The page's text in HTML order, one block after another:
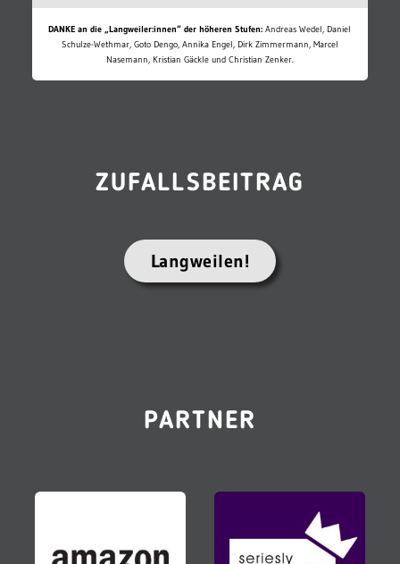
DANKE an die „Langweiler:innen“ der höheren Stufen: Andreas Wedel, Daniel
Schulze-Wethmar, Goto Dengo, Annika Engel, Dirk Zimmermann, Marcel
Nasemann, Kristian Gäckle und Christian Zenker.
ZUFALLSBEITRAG
Langweilen!
PARTNER